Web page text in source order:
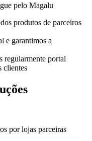
pelo Magalu
produtos de parceiros
e garantimos a
regularmente portal
clientes
por lojas parceiras